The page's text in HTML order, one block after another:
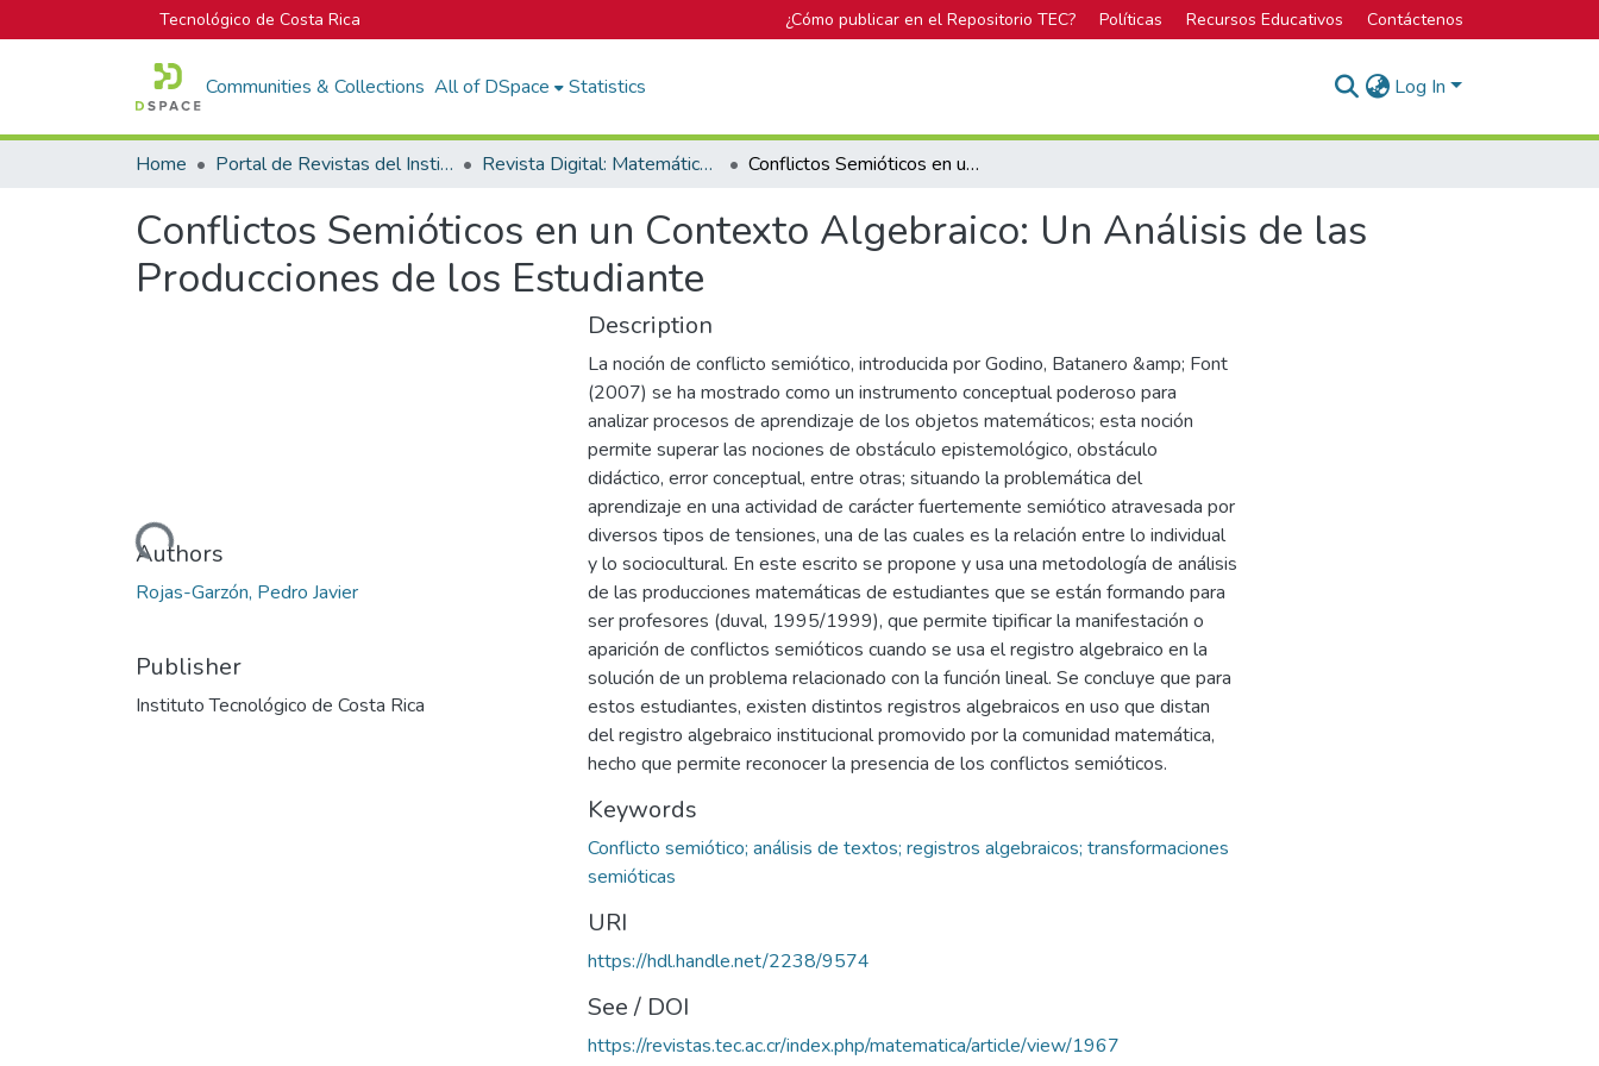
Tecnológico de Costa Rica ¿Cómo publicar en el Repositorio TEC? Políticas Recursos Educativos Contáctenos
Communities & Collections All of DSpace Statistics Log In
Home Portal de Revistas del Instituto Tecnológico de Costa Rica Revista Digital: Matemática, Educación e Internet Conflictos Semióticos en un Contexto Algebraico: Un Análisis de las Producciones de los Estudiante
Conflictos Semióticos en un Contexto Algebraico: Un Análisis de las
Producciones de los Estudiante
Loading...
Authors
Rojas-Garzón, Pedro Javier
Publisher
Instituto Tecnológico de Costa Rica
Description
La noción de conflicto semiótico, introducida por Godino, Batanero &amp; Font
(2007) se ha mostrado como un instrumento conceptual poderoso para
analizar procesos de aprendizaje de los objetos matemáticos; esta noción
permite superar las nociones de obstáculo epistemológico, obstáculo
didáctico, error conceptual, entre otras; situando la problemática del
aprendizaje en una actividad de carácter fuertemente semiótico atravesada por
diversos tipos de tensiones, una de las cuales es la relación entre lo individual
y lo sociocultural. En este escrito se propone y usa una metodología de análisis
de las producciones matemáticas de estudiantes que se están formando para
ser profesores (duval, 1995/1999), que permite tipificar la manifestación o
aparición de conflictos semióticos cuando se usa el registro algebraico en la
solución de un problema relacionado con la función lineal. Se concluye que para
estos estudiantes, existen distintos registros algebraicos en uso que distan
del registro algebraico institucional promovido por la comunidad matemática,
hecho que permite reconocer la presencia de los conflictos semióticos.
Keywords
Conflicto semiótico; análisis de textos; registros algebraicos; transformaciones
semióticas
URI
https://hdl.handle.net/2238/9574
See / DOI
https://revistas.tec.ac.cr/index.php/matematica/article/view/1967